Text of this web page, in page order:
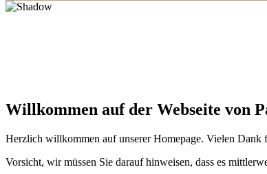
Willkommen auf der Webseite von
Herzlich willkommen auf unserer Homepage. Vielen Dank
Vorsicht, wir müssen Sie darauf hinweisen, dass es